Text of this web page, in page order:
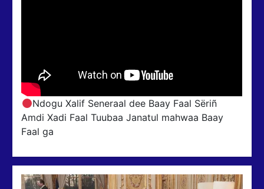
Ndogu Xalif Seneraal dee Baay Faal Sëriñ
Amdi Xadi Faal Tuubaa Janatul mahwaa Baay
Faal ga